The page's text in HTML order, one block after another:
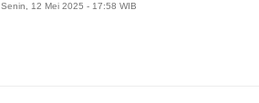
Senin, 12 Mei 2025 - 17:58 WIB